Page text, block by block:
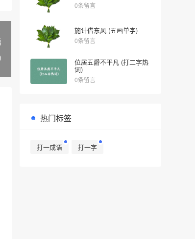
0条留言
施计借东风 (五画单字)
0条留言
位居五爵不平凡 (打二字热
词)
0条留言
热门标签
打一成语 打一字